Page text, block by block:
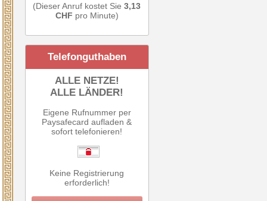
(Dieser Anruf kostet Sie3,13
CHF pro Minute)
Telefonguthaben
ALLE NETZE!
ALLE LÄNDER!
Eigene Rufnummer per
Paysafecard aufladen &
sofort telefonieren!
Keine Registrierung
erforderlich!